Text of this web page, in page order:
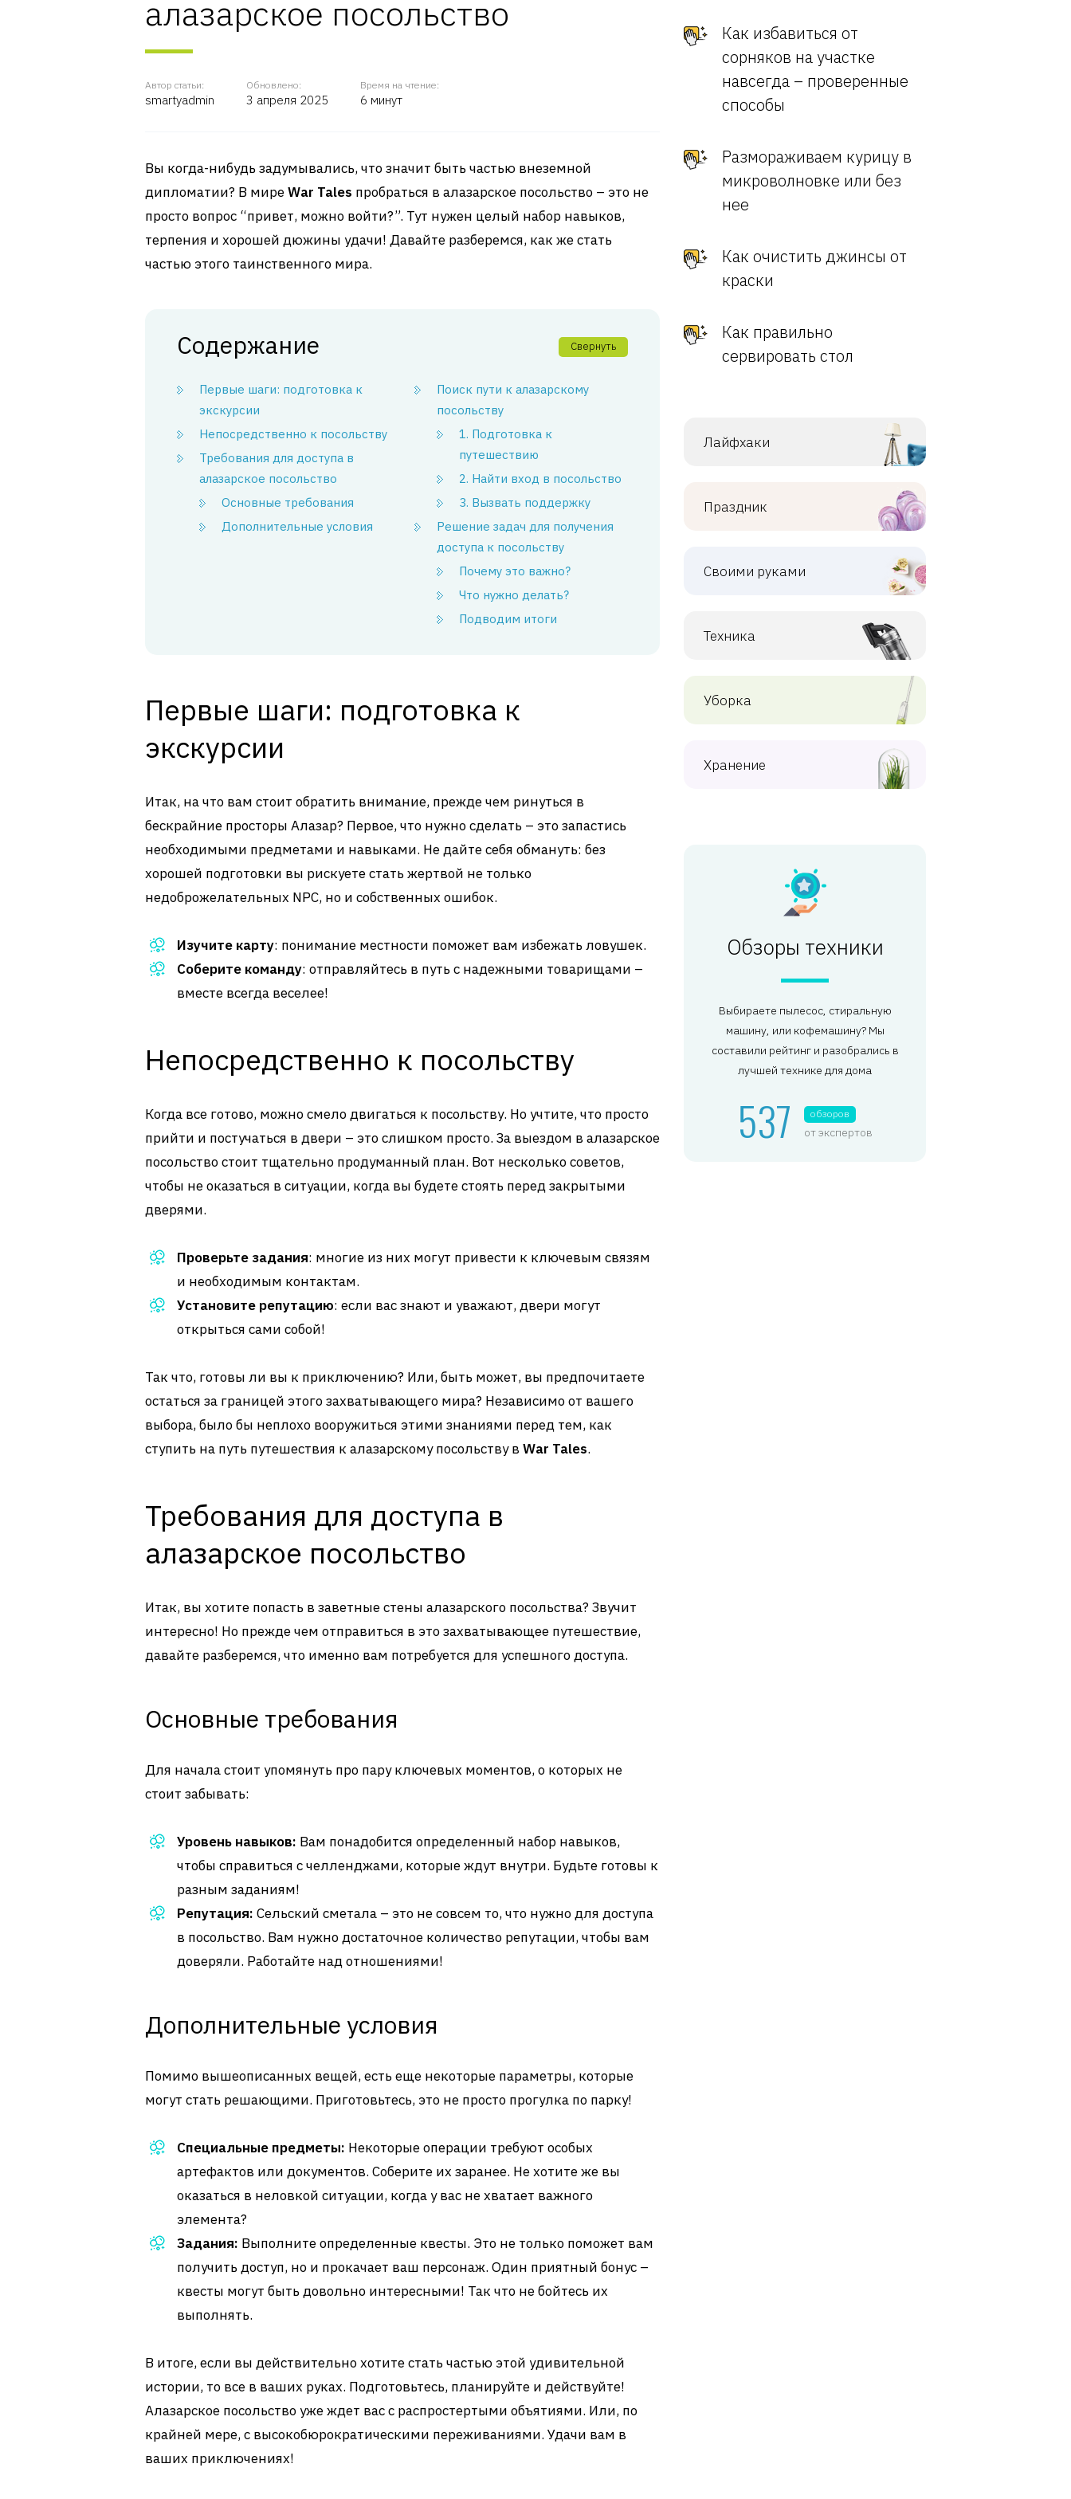
алазарское посольство
Автор статьи:
smartyadmin
Обновлено:
3 апреля 2025
Время на чтение:
6 минут
Вы когда-нибудь задумывались, что значит быть частью внеземной
дипломатии? В миреWar Tales пробраться в алазарское посольство – это не
просто вопрос “привет, можно войти?”. Тут нужен целый набор навыков,
терпения и хорошей дюжины удачи! Давайте разберемся, как же стать
частью этого таинственного мира.
Содержание Свернуть
Первые шаги: подготовка к
экскурсии
Непосредственно к посольству
Требования для доступа в
алазарское посольство
Основные требования
Дополнительные условия
Поиск пути к алазарскому
посольству
1. Подготовка к
путешествию
2. Найти вход в посольство
3. Вызвать поддержку
Решение задач для получения
доступа к посольству
Почему это важно?
Что нужно делать?
Подводим итоги
Первые шаги: подготовка к
экскурсии
Итак, на что вам стоит обратить внимание, прежде чем ринуться в
бескрайние просторы Алазар? Первое, что нужно сделать – это запастись
необходимыми предметами и навыками. Не дайте себя обмануть: без
хорошей подготовки вы рискуете стать жертвой не только
недоброжелательных NPC, но и собственных ошибок.
Изучите карту: понимание местности поможет вам избежать ловушек.
Соберите команду: отправляйтесь в путь с надежными товарищами –
вместе всегда веселее!
Непосредственно к посольству
Когда все готово, можно смело двигаться к посольству. Но учтите, что просто
прийти и постучаться в двери – это слишком просто. За выездом в алазарское
посольство стоит тщательно продуманный план. Вот несколько советов,
чтобы не оказаться в ситуации, когда вы будете стоять перед закрытыми
дверями.
Проверьте задания: многие из них могут привести к ключевым связям
и необходимым контактам.
Установите репутацию: если вас знают и уважают, двери могут
открыться сами собой!
Так что, готовы ли вы к приключению? Или, быть может, вы предпочитаете
остаться за границей этого захватывающего мира? Независимо от вашего
выбора, было бы неплохо вооружиться этими знаниями перед тем, как
ступить на путь путешествия к алазарскому посольству вWar Tales.
Требования для доступа в
алазарское посольство
Итак, вы хотите попасть в заветные стены алазарского посольства? Звучит
интересно! Но прежде чем отправиться в это захватывающее путешествие,
давайте разберемся, что именно вам потребуется для успешного доступа.
Основные требования
Для начала стоит упомянуть про пару ключевых моментов, о которых не
стоит забывать:
Уровень навыков: Вам понадобится определенный набор навыков,
чтобы справиться с челленджами, которые ждут внутри. Будьте готовы к
разным заданиям!
Репутация: Сельский сметала – это не совсем то, что нужно для доступа
в посольство. Вам нужно достаточное количество репутации, чтобы вам
доверяли. Работайте над отношениями!
Дополнительные условия
Помимо вышеописанных вещей, есть еще некоторые параметры, которые
могут стать решающими. Приготовьтесь, это не просто прогулка по парку!
Специальные предметы: Некоторые операции требуют особых
артефактов или документов. Соберите их заранее. Не хотите же вы
оказаться в неловкой ситуации, когда у вас не хватает важного
элемента?
Задания: Выполните определенные квесты. Это не только поможет вам
получить доступ, но и прокачает ваш персонаж. Один приятный бонус –
квесты могут быть довольно интересными! Так что не бойтесь их
выполнять.
В итоге, если вы действительно хотите стать частью этой удивительной
истории, то все в ваших руках. Подготовьтесь, планируйте и действуйте!
Алазарское посольство уже ждет вас с распростертыми объятиями. Или, по
крайней мере, с высокобюрократическими переживаниями. Удачи вам в
ваших приключениях!
Как избавиться от
сорняков на участке
навсегда – проверенные
способы
Размораживаем курицу в
микроволновке или без
нее
Как очистить джинсы от
краски
Как правильно
сервировать стол
Лайфхаки
Праздник
Своими руками
Техника
Уборка
Хранение
Обзоры техники
Выбираете пылесос, стиральную
машину, или кофемашину? Мы
составили рейтинг и разобрались в
лучшей технике для дома
537 обзоров
от экспертов